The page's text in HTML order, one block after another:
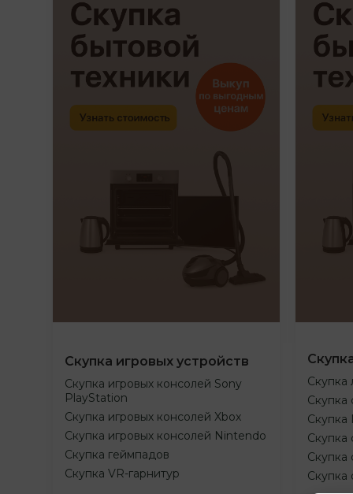
Скупка игровых устройств
Скупка игровых консолей Sony
PlayStation
Скупка игровых консолей Xbox
Скупка игровых консолей Nintendo
Скупка геймпадов
Скупка VR-гарнитур
Скупка
Скупка
Скупка
Скупка
Скупка